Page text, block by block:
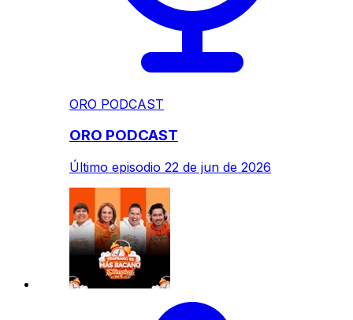
ORO PODCAST
ORO PODCAST
Último episodio 22 de jun de 2026